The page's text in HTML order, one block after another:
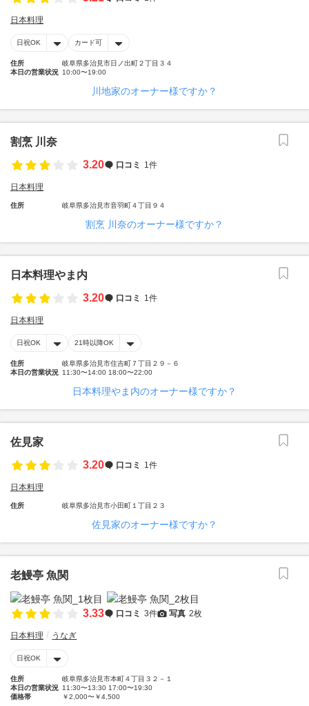
日本料理
日祝OK カード可
住所
岐阜県多治見市日ノ出町２丁目３４
本日の営業状況 10:00〜19:00
川地家のオーナー様ですか？
割烹 川奈
3.20
口コミ 1件
日本料理
住所 岐阜県多治見市音羽町４丁目９４
割烹 川奈のオーナー様ですか？
日本料理やま内
3.20
口コミ 1件
日本料理
日祝OK 21時以降OK
住所
岐阜県多治見市住吉町７丁目２９－６
本日の営業状況 11:30〜14:00 18:00〜22:00
日本料理やま内のオーナー様ですか？
佐見家
3.20
口コミ 1件
日本料理
住所 岐阜県多治見市小田町１丁目２３
佐見家のオーナー様ですか？
老鰻亭 魚関
3.33 口コミ 3件 写真 2枚
日本料理 うなぎ
日祝OK
住所
岐阜県多治見市本町４丁目３２－１
本日の営業状況 11:30〜13:30 17:00〜19:30
価格帯
￥2,000〜￥4,500